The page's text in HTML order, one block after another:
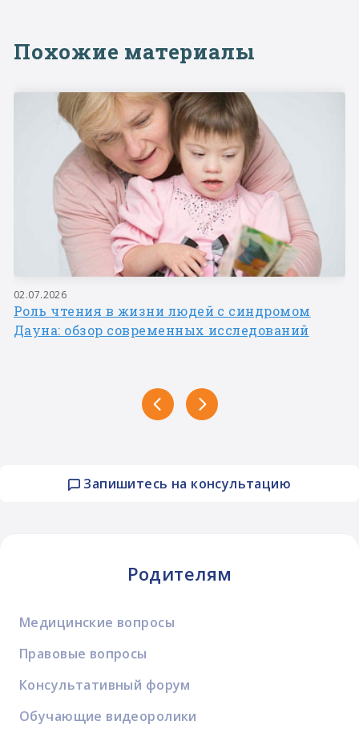
Запишитесь на консультацию
Родителям
Медицинские вопросы
Правовые вопросы
Консультативный форум
Обучающие видеоролики
Похожие материалы
02.07.2026
Роль чтения в жизни людей с синдромом
Дауна: обзор современных исследований